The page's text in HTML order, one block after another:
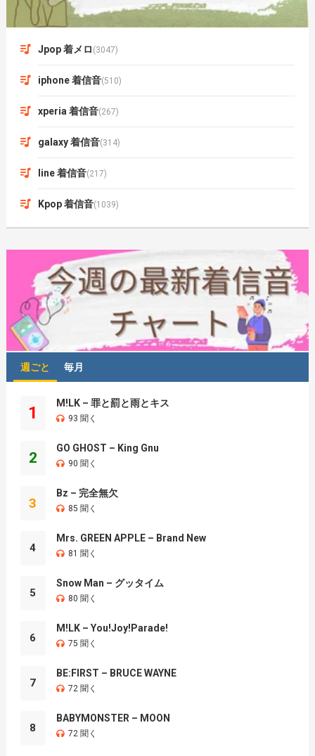
Jpop 着メロ (3047)
iphone 着信音(510)
xperia 着信音(267)
galaxy 着信音(314)
line 着信音(217)
Kpop 着信音(1039)
週ごと 毎月
1
M!LK – 罪と罰と雨とキス
93 聞く
2
GO GHOST – King Gnu
90 聞く
3
Bz – 完全無欠
85 聞く
4
Mrs. GREEN APPLE – Brand New
81 聞く
5
Snow Man – グッタイム
80 聞く
6
M!LK – You!Joy!Parade!
75 聞く
7
BE:FIRST – BRUCE WAYNE
72 聞く
8
BABYMONSTER – MOON
72 聞く